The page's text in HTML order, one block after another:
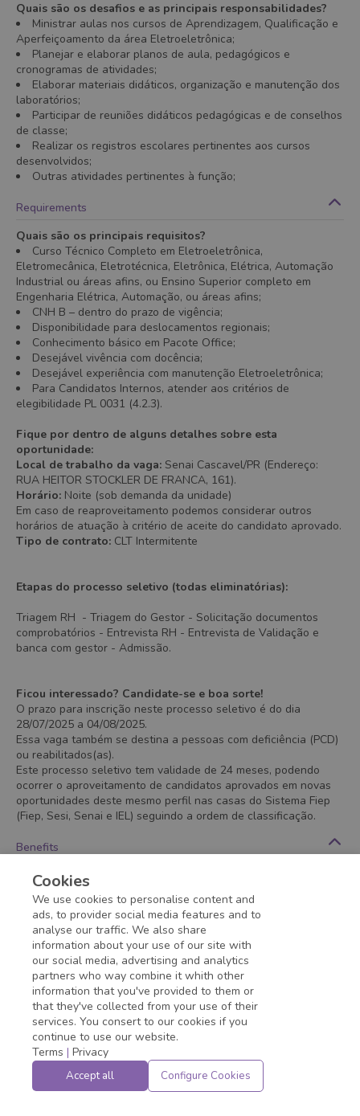
Quais são os desafios e as principais responsabilidades?
Ministrar aulas nos cursos de Aprendizagem, Qualificação e
Aperfeiçoamento da área Eletroeletrônica;
Planejar e elaborar planos de aula, pedagógicos e
cronogramas de atividades;
Elaborar materiais didáticos, organização e manutenção dos
laboratórios;
Participar de reuniões didáticos pedagógicas e de conselhos
de classe;
Realizar os registros escolares pertinentes aos cursos
desenvolvidos;
Outras atividades pertinentes à função;
Requirements
Quais são os principais requisitos?
Curso Técnico Completo em Eletroeletrônica,
Eletromecânica, Eletrotécnica, Eletrônica, Elétrica, Automação
Industrial ou áreas afins, ou Ensino Superior completo em
Engenharia Elétrica, Automação, ou áreas afins;
CNH B – dentro do prazo de vigência;
Disponibilidade para deslocamentos regionais;
Conhecimento básico em Pacote Office;
Desejável vivência com docência;
Desejável experiência com manutenção Eletroeletrônica;
Para Candidatos Internos, atender aos critérios de
elegibilidade PL 0031 (4.2.3).
Fique por dentro de alguns detalhes sobre esta
oportunidade:
Local de trabalho da vaga: Senai Cascavel/PR (Endereço:
RUA HEITOR STOCKLER DE FRANCA, 161).
Horário: Noite (sob demanda da unidade)
Em caso de reaproveitamento podemos considerar outros
horários de atuação à critério de aceite do candidato aprovado.
Tipo de contrato: CLT Intermitente
Etapas do processo seletivo (todas eliminatórias):
Triagem RH - Triagem do Gestor - Solicitação documentos
comprobatórios - Entrevista RH - Entrevista de Validação e
banca com gestor - Admissão.
Ficou interessado? Candidate-se e boa sorte!
O prazo para inscrição neste processo seletivo é do dia
28/07/2025 a 04/08/2025.
Essa vaga também se destina a pessoas com deficiência (PCD)
ou reabilitados(as).
Este processo seletivo tem validade de 24 meses, podendo
ocorrer o aproveitamento de candidatos aprovados em novas
oportunidades deste mesmo perfil nas casas do Sistema Fiep
(Fiep, Sesi, Senai e IEL) seguindo a ordem de classificação.
Benefits
- Serviços de Educação/ Descontos
- Vale Refeição/Alimentação
- Vale Transporte
Application deadline expired!
Cookies
We use cookies to personalise content and
ads, to provider social media features and to
analyse our traffic. We also share
information about your use of our site with
our social media, advertising and analytics
partners who way combine it whith other
information that you've provided to them or
that they've collected from your use of their
services. You consert to our cookies if you
continue to use our website.
Terms | Privacy
Accept all Configure Cookies